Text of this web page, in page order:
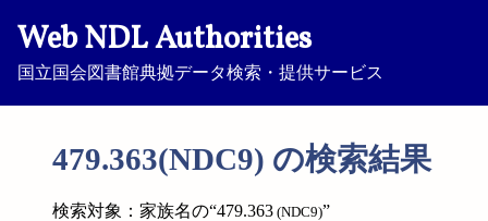
Web NDL Authorities
国立国会図書館典拠データ検索・提供サービス
479.363(NDC9) の検索結果
検索対象：家族名の“479.363 (NDC9)”